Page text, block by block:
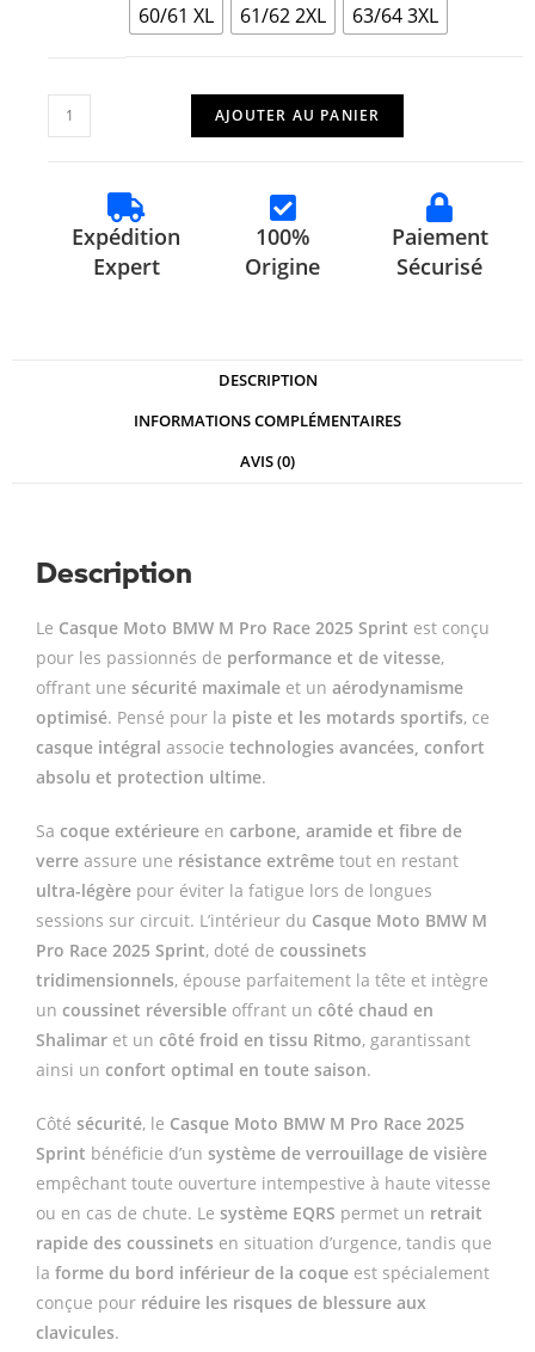
60/61 XL
61/62 2XL 63/64 3XL
AJOUTER AU PANIER
Expédition
Expert
100%
Origine
Paiement
Sécurisé
DESCRIPTION
INFORMATIONS COMPLÉMENTAIRES
AVIS (0)
Description
Le Casque Moto BMW M Pro Race 2025 Sprint est conçu
pour les passionnés de performance et de vitesse,
offrant une sécurité maximale et un aérodynamisme
optimisé. Pensé pour la piste et les motards sportifs, ce
casque intégral associe technologies avancées, confort
absolu et protection ultime.
Sa coque extérieure en carbone, aramide et fibre de
verre assure une résistance extrême tout en restant
ultra-légère pour éviter la fatigue lors de longues
sessions sur circuit. L’intérieur du Casque Moto BMW M
Pro Race 2025 Sprint, doté de coussinets
tridimensionnels, épouse parfaitement la tête et intègre
un coussinet réversible offrant un côté chaud en
Shalimar et un côté froid en tissu Ritmo, garantissant
ainsi un confort optimal en toute saison.
Côté sécurité, le Casque Moto BMW M Pro Race 2025
Sprint bénéficie d’un système de verrouillage de visière
empêchant toute ouverture intempestive à haute vitesse
ou en cas de chute. Le système EQRS permet un retrait
rapide des coussinets en situation d’urgence, tandis que
la forme du bord inférieur de la coque est spécialement
conçue pour réduire les risques de blessure aux
clavicules.